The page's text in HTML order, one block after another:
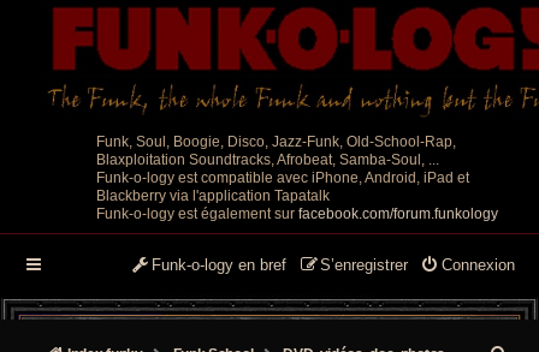
Funk, Soul, Boogie, Disco, Jazz-Funk, Old-School-Rap,
Blaxploitation Soundtracks, Afrobeat, Samba-Soul, ...
Funk-o-logy est compatible avec iPhone, Android, iPad et
Blackberry via l'application Tapatalk
Funk-o-logy est également sur facebook.com/forum.funkology
Connexion
S’enregistrer
Funk-o-logy en bref